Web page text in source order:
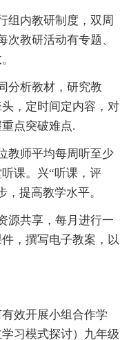
组内教研制度，双周
教研活动有专题、
分析教材，研究教
，定时间定内容，对
点突破难点.
教师平均每周听至少
课。兴“听课，评
提高教学水平。
源共享，每月进行一
，撰写电子教案，以
效开展小组合作学
习模式探讨）九年级